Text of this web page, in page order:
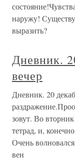
наружу!
выразить?
Дневник.
вечер
Дневник. 20
зовут. Во
тетрад, и,
Очень
вен